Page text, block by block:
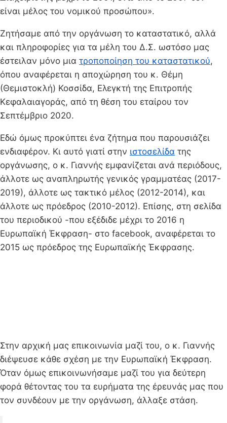
είναι μέλος του νομικού προσώπου».
Ζητήσαμε από την οργάνωση το καταστατικό, αλλά
και πληροφορίες για τα μέλη του Δ.Σ. ωστόσο μας
έστειλαν μόνο μια τροποποίηση του καταστατικού,
όπου αναφέρεται η αποχώρηση του κ. Θέμη
(Θεμιστοκλή) Κοσσίδα, Ελεγκτή της Επιτροπής
Κεφαλαιαγοράς, από τη θέση του εταίρου τον
Σεπτέμβριο 2020.
Εδώ όμως προκύπτει ένα ζήτημα που παρουσιάζει
ενδιαφέρον. Κι αυτό γιατί στην ιστοσελίδα της
οργάνωσης, ο κ. Γιαννής εμφανίζεται ανά περιόδους,
άλλοτε ως αναπληρωτής γενικός γραμματέας (2017-
2019), άλλοτε ως τακτικό μέλος (2012-2014), και
άλλοτε ως πρόεδρος (2010-2012). Επίσης, στη σελίδα
του περιοδικού -που εξέδιδε μέχρι το 2016 η
Ευρωπαϊκή Έκφραση- στο facebook, αναφέρεται το
2015 ως πρόεδρος της Ευρωπαϊκής Έκφρασης.
Στην αρχική μας επικοινωνία μαζί του, ο κ. Γιαννής
διέψευσε κάθε σχέση με την Ευρωπαϊκή Έκφραση.
Όταν όμως επικοινωνήσαμε μαζί του για δεύτερη
φορά θέτοντας του τα ευρήματα της έρευνάς μας που
τον συνδέουν με την οργάνωση, άλλαξε στάση.